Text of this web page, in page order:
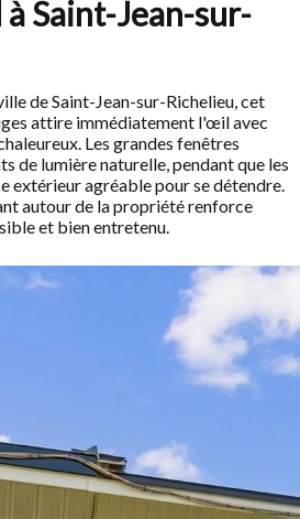
Saint-Jean-sur-
de Saint-Jean-sur-Richelieu, cet
attire immédiatement l'œil avec
Les grandes fenêtres
de lumière naturelle, pendant que les
extérieur agréable pour se détendre.
autour de la propriété renforce
et bien entretenu.